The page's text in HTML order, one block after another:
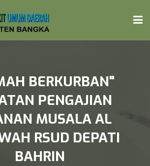
BERKURBAN"
PENGAJIAN
MUSALA AL
RSUD DEPATI
BAHRIN